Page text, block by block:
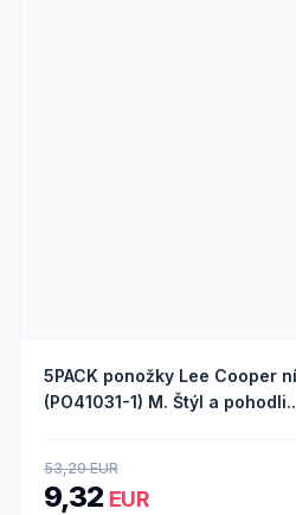
5PACK ponožky Lee Cooper
(PO41031-1) M. Štýl a
53,29 EUR
9,32 EUR